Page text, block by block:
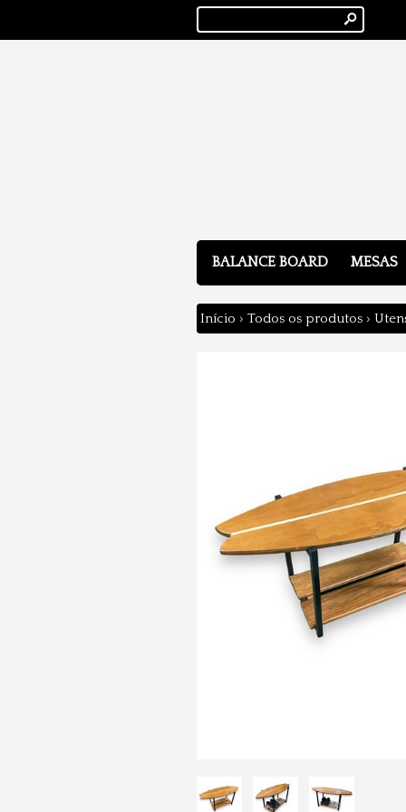
s
BALANCE BOARD MESAS
Início › Todos os produtos ›